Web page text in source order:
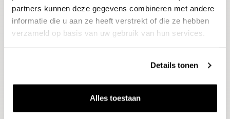
partners kunnen deze gegevens combineren met andere
informatie die u aan ze heeft verstrekt of die ze hebben
verzameld op basis van uw gebruik van hun services.
Details tonen
Alles toestaan
Aanmelden